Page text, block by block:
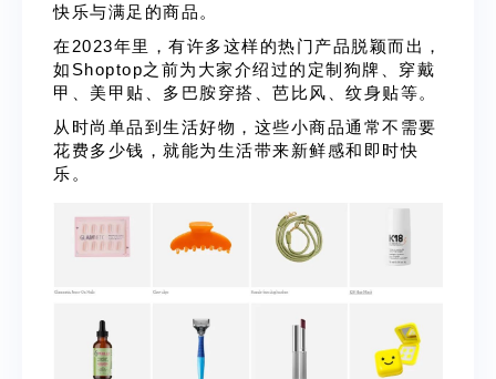
快乐与满足的商品。
在2023年里，有许多这样的热门产品脱颖而出，
如Shoptop之前为大家介绍过的 定制狗牌
穿戴
甲
美甲贴 多巴胺穿搭 芭比风 纹身贴等。
从时尚单品到生活好物，这些小商品通常不需要
花费多少钱，就能为生活带来新鲜感和即时快
乐。